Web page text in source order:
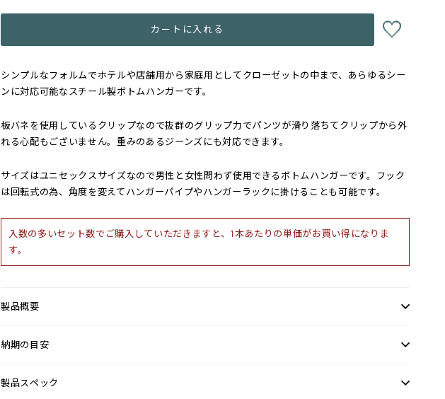
カートに入れる
シンプルなフォルムでホテルや店舗用から家庭用としてクローゼットの中まで、あらゆるシー
ンに対応可能なスチール製ボトムハンガーです。
板バネを使用しているクリップなので抜群のグリップ力でパンツが滑り落ちてクリップから外
れる心配もございません。重みのあるジーンズにも対応できます。
サイズはユニセックスサイズなので男性と女性問わず使用できるボトムハンガーです。フック
は回転式の為、角度を変えてハンガーパイプやハンガーラックに掛けることも可能です。
入数の多いセット数でご購入していただきますと、1本あたりの単価がお買い得になりま
す。
製品概要
納期の目安
製品スペック